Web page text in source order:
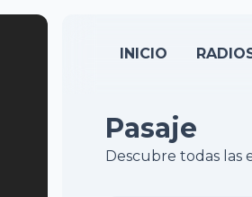
INICIO
Pasaje
Descubre todas las